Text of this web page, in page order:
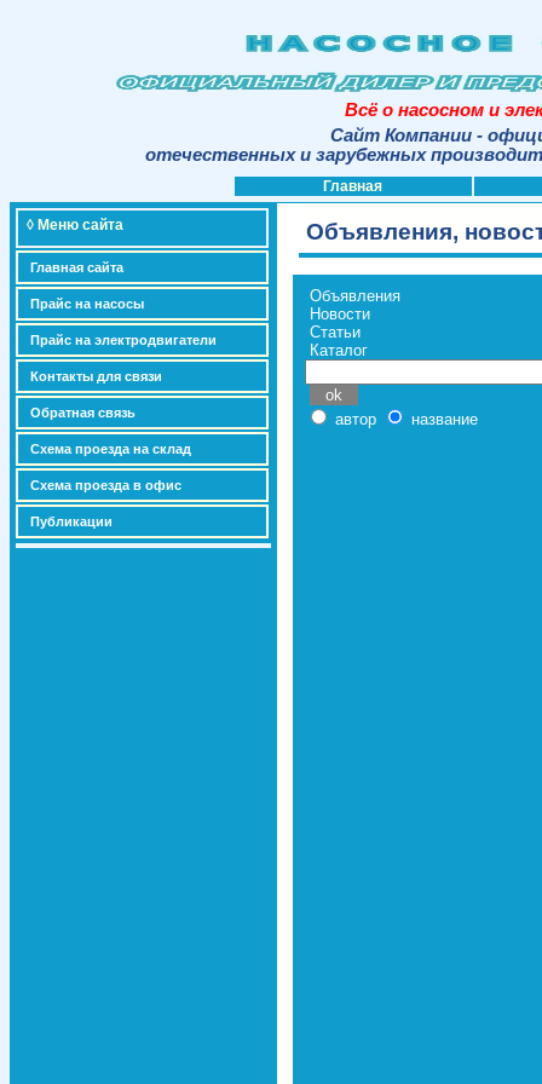
Всё о насосном и
Сайт Компании -
отечественных и зарубежных
Главная
◊ Меню сайта
Главная сайта
Прайс на насосы
Прайс на электродвигатели
Контакты для связи
Обратная связь
Схема проезда на склад
Схема проезда в офис
Публикации
Объявления,
Объявления
Новости
Статьи
Каталог
автор название